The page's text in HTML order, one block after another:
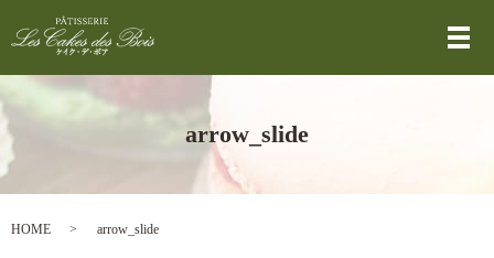
メ
arrow_slide
HOME arrow_slide